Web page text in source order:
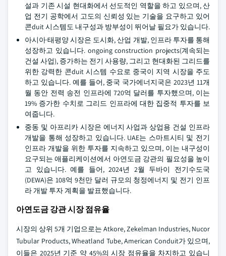
설과 기존 시설 현대화에서 선도적인 역할을 하고 있으며, 산
업 전기 공학에서 고도의 신뢰성 있는 기술을 요구하고 있어
콘duit 시스템도 내구성과 방부성이 뛰어날 필요가 있습니다.
아시아·태평양 시장은 도시화, 산업 개발, 인프라 투자를 통해
성장하고 있습니다. ongoing construction projects(계속되는
건설 사업), 증가하는 전기 사용량, 그리고 현대화된 그리드를
위한 강력한 콘duit 시스템 수요로 중국이 지역 시장을 주도
하고 있습니다. 예를 들어, 중국 국가에너지국은 2023년 11개
월 동안 전력 송전 인프라에 720억 달러를 투자했으며, 이는
19% 증가한 수치로 그리드 인프라에 대한 집중적 투자를 보
여줍니다.
중동 및 아프리카 시장은 에너지 사업과 상업용 건설 인프라
개발을 통해 성장하고 있습니다. UAE는 스마트시티 및 전기
인프라 개발을 위한 투자를 지속하고 있으며, 이는 내구성이
요구되는 애플리케이션에서 아연도금 강관의 필요성을 높이
고 있습니다. 예를 들어, 2024년 2월 두바이 전기수도국
(DEWA)은 108억 9천만 달러 규모의 청정에너지 및 전기 인프
라 개발 투자 계획을 발표했습니다.
아연도금 강관 시장 점유율
시장의 상위 5개 기업으로는 Atkore, Zekelman Industries, Nucor
Tubular Products, Wheatland Tube, American Conduit가 있으며,
이들은 2025년 기준 약 45%의 시장 점유율을 차지하고 있습니